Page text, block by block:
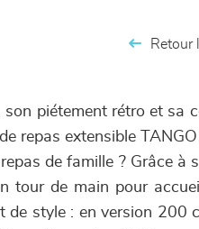
Retour
son piétement rétro et sa
repas extensible
de famille ? Grâce à
tour de main pour
de style : en version 200